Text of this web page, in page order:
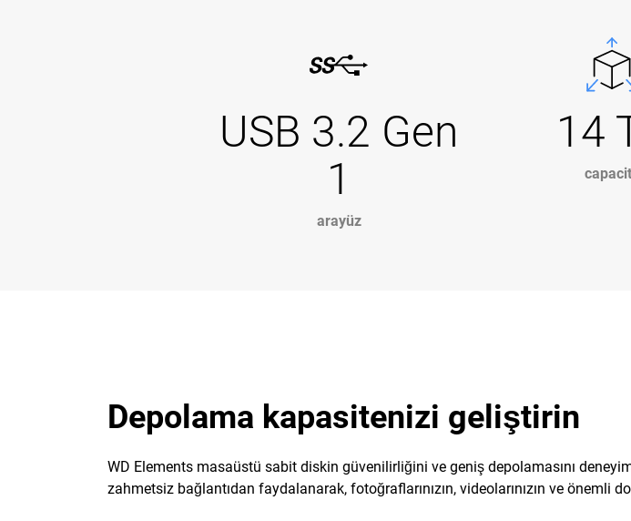
USB 3.2 Gen
1
arayüz
14
Depolama kapasitenizi geliştirin
WD Elements masaüstü sabit diskin güvenilirliğini ve geniş depolamasını
zahmetsiz bağlantıdan faydalanarak, fotoğraflarınızın, videolarınızın ve önemli